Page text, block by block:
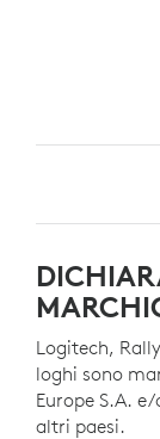
Logitech,
loghi sono
Europe S.A.
altri paesi.